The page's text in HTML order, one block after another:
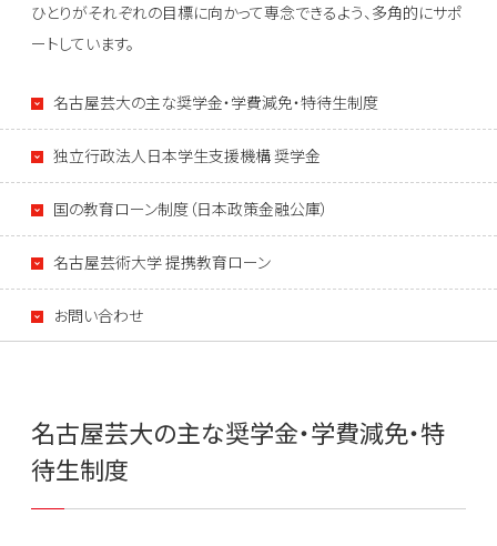
ひとりがそれぞれの目標に向かって専念できるよう、多角的にサポ
ートしています。
名古屋芸大の主な奨学金・学費減免・特待生制度
独立行政法人日本学生支援機構 奨学金
国の教育ローン制度（日本政策金融公庫）
名古屋芸術大学 提携教育ローン
お問い合わせ
名古屋芸大の主な奨学金・学費減免・特
待生制度